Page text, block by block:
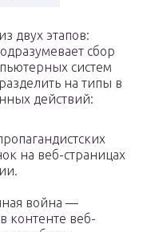
двух этапов:
сбор
систем
на типы в
действий:
на веб-страницах
война —
контенте веб-